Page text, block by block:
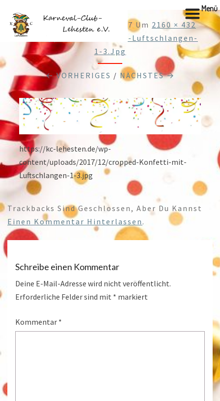
Veröffentlicht 26.12.2017 Um 2160 × 432
In
Cropped-Konfetti-Mit-Luftschlangen-
1-3.jpg
← VORHERIGES / NÄCHSTES →
https://kc-lehesten.de/wp-
content/uploads/2017/12/cropped-Konfetti-mit-
Luftschlangen-1-3.jpg
Trackbacks Sind Geschlossen, Aber Du Kannst
Einen Kommentar Hinterlassen .
Schreibe einen Kommentar
Deine E-Mail-Adresse wird nicht veröffentlicht.
Erforderliche Felder sind mit * markiert
Kommentar *
Menü